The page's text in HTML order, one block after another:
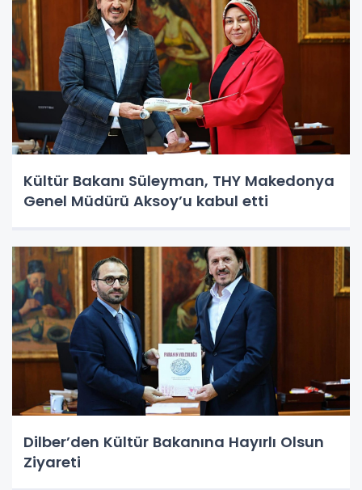
Kültür Bakanı Süleyman, THY Makedonya
Genel Müdürü Aksoy’u kabul etti
Dilber’den Kültür Bakanına Hayırlı Olsun
Ziyareti